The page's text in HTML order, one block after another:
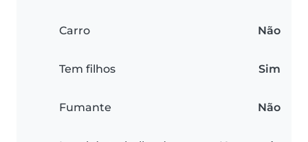
Carro Não
Tem filhos Sim
Fumante Não